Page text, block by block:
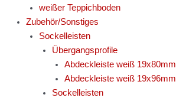
weißer Teppichboden
Zubehör/Sonstiges
Sockelleisten
Übergangsprofile
Abdeckleiste weiß 19x80mm
Abdeckleiste weiß 19x96mm
Sockelleisten